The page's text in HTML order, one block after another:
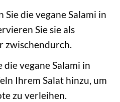
Sie die vegane Salami in
Sie sie als
zwischendurch.
die vegane Salami in
Ihrem Salat hinzu, um
zu verleihen.